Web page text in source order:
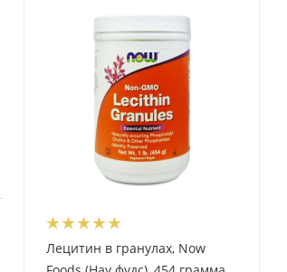
Лецитин в гранулах, Now